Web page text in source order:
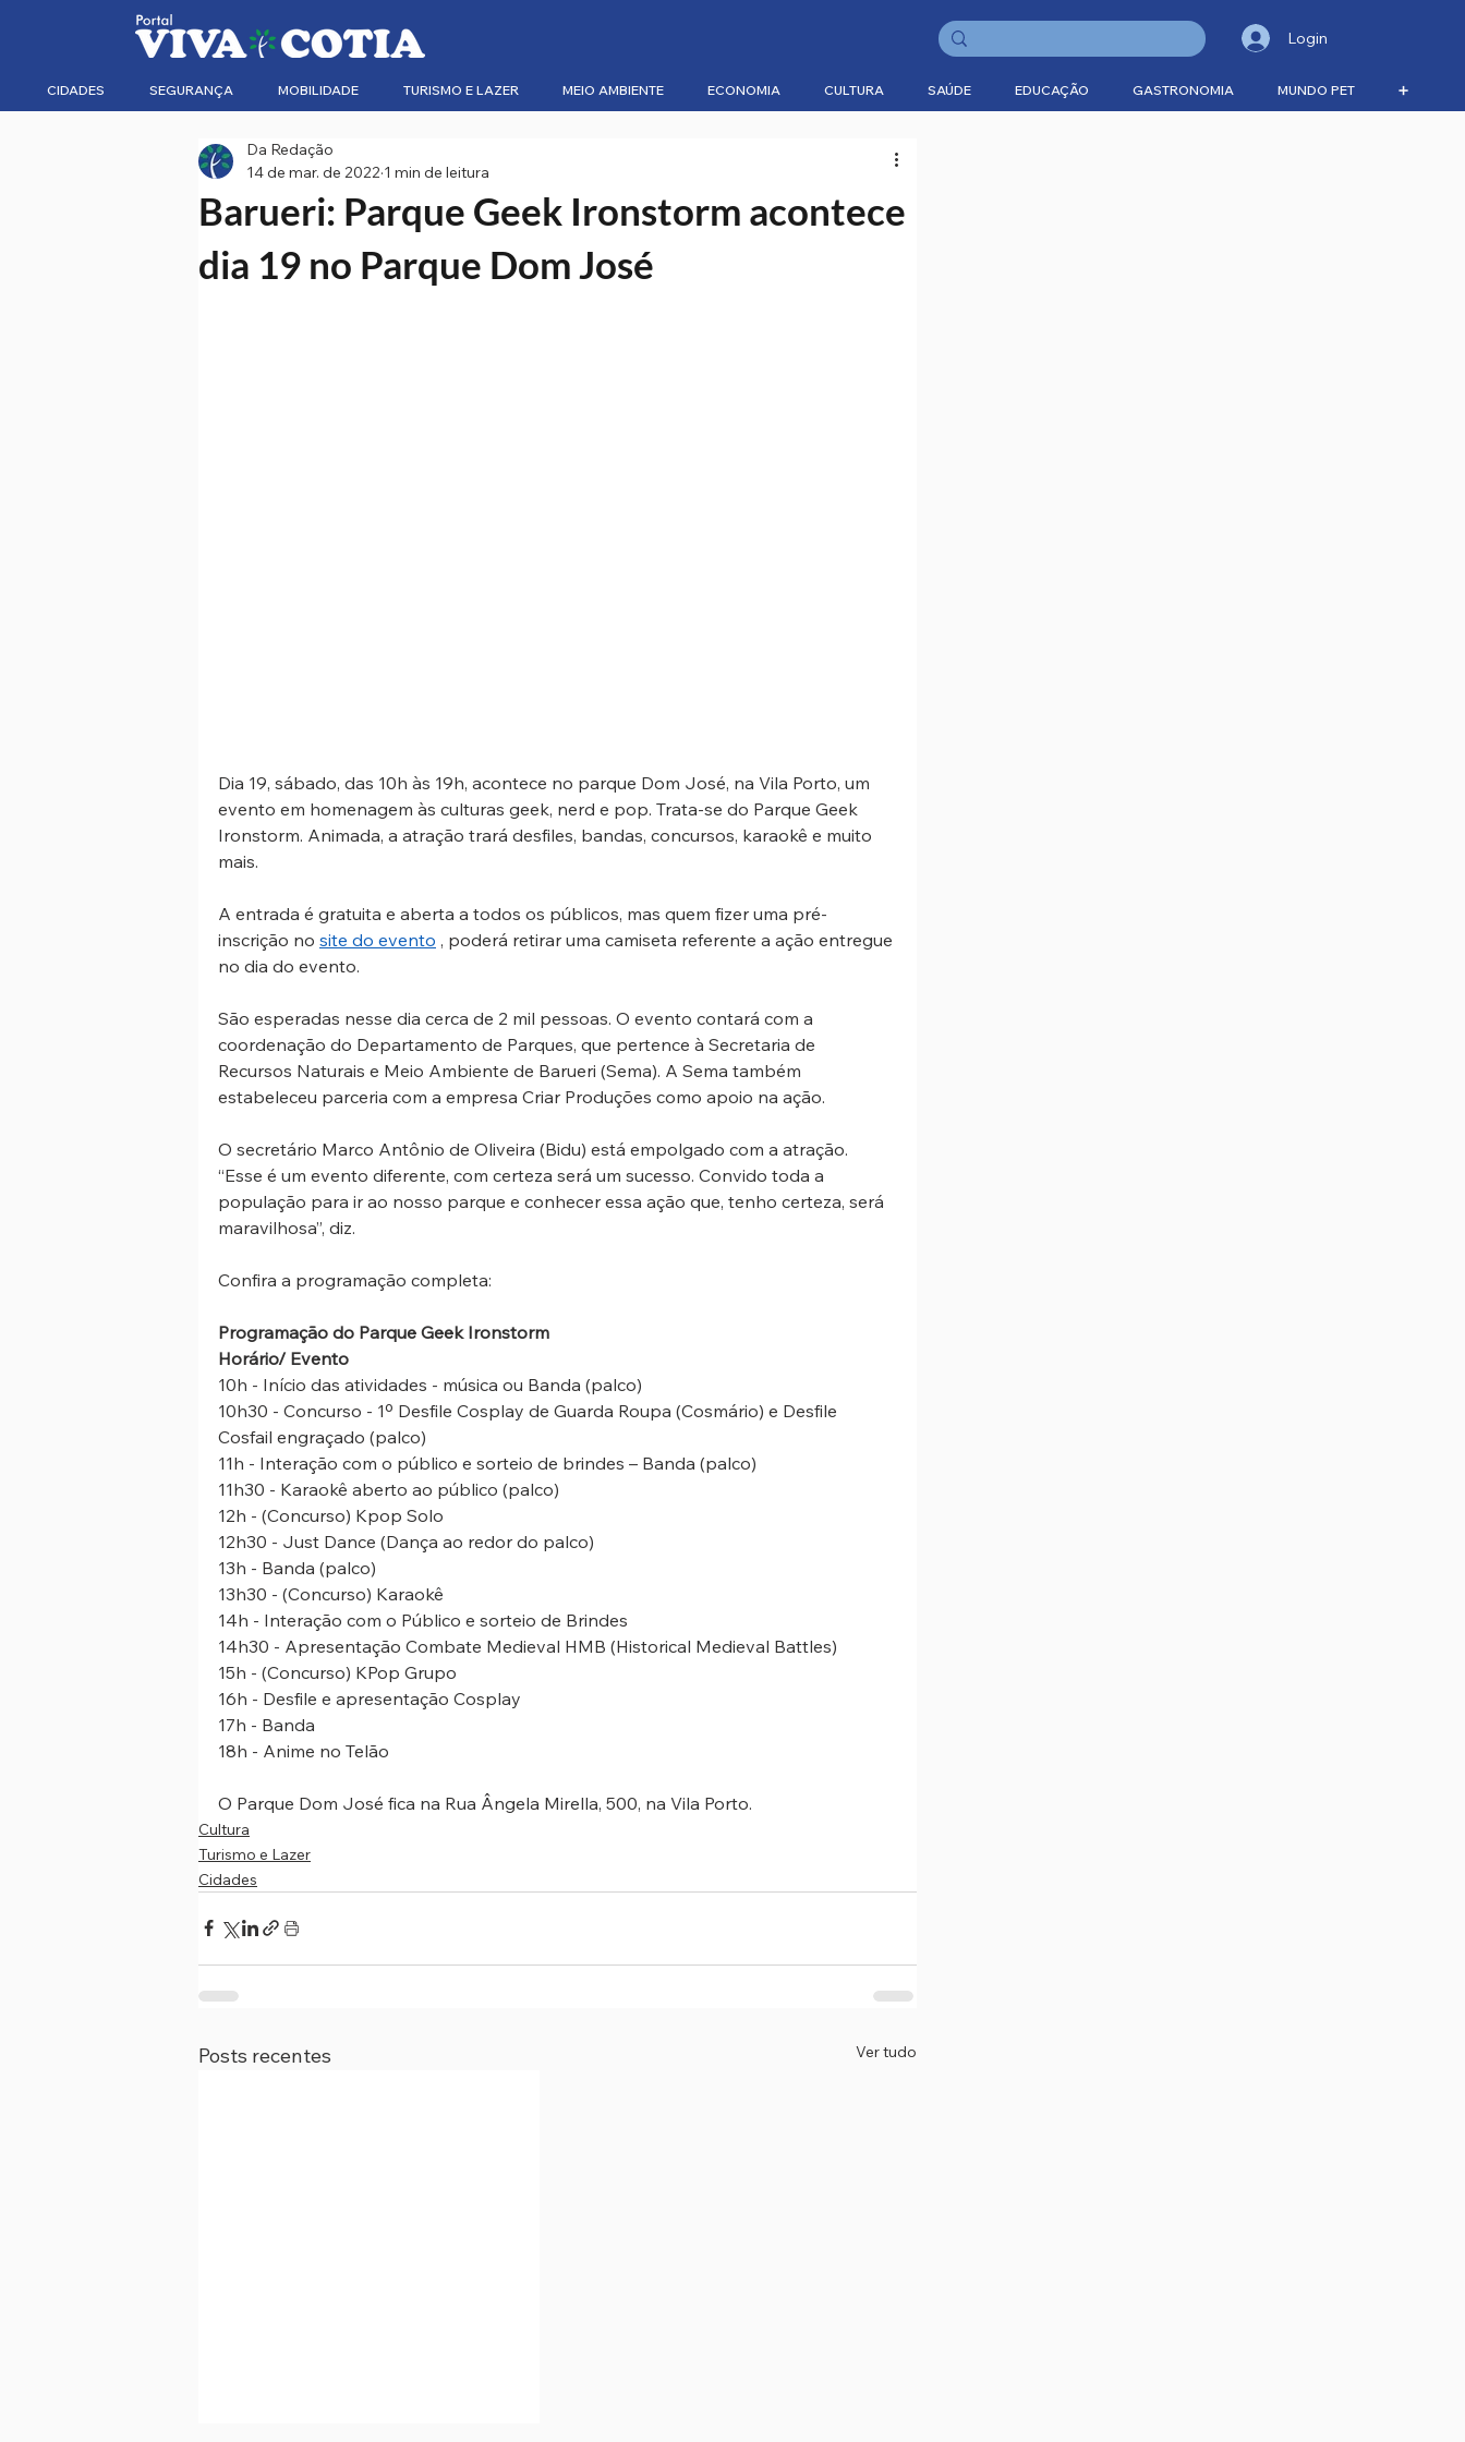
Login
CIDADES SEGURANÇA MOBILIDADE TURISMO E LAZER MEIO AMBIENTE ECONOMIA CULTURA SAÚDE EDUCAÇÃO GASTRONOMIA MUNDO PET ➕
Barueri: Parque Geek Ironstorm acontece
dia 19 no Parque Dom José
Da Redação
14 de mar. de 2022 1 min de leitura
Dia 19, sábado, das 10h às 19h, acontece no parque Dom José, na Vila Porto, um
evento em homenagem às culturas geek, nerd e pop. Trata-se do Parque Geek
Ironstorm. Animada, a atração trará desfiles, bandas, concursos, karaokê e muito
mais.
A entrada é gratuita e aberta a todos os públicos, mas quem fizer uma pré-
inscrição no site do evento , poderá retirar uma camiseta referente a ação entregue
no dia do evento.
São esperadas nesse dia cerca de 2 mil pessoas. O evento contará com a
coordenação do Departamento de Parques, que pertence à Secretaria de
Recursos Naturais e Meio Ambiente de Barueri (Sema). A Sema também
estabeleceu parceria com a empresa Criar Produções como apoio na ação.
O secretário Marco Antônio de Oliveira (Bidu) está empolgado com a atração.
“Esse é um evento diferente, com certeza será um sucesso. Convido toda a
população para ir ao nosso parque e conhecer essa ação que, tenho certeza, será
maravilhosa”, diz.
Confira a programação completa:
Programação do Parque Geek Ironstorm
Horário/ Evento
10h - Início das atividades - música ou Banda (palco)
10h30 - Concurso - 1º Desfile Cosplay de Guarda Roupa (Cosmário) e Desfile
Cosfail engraçado (palco)
11h - Interação com o público e sorteio de brindes – Banda (palco)
11h30 - Karaokê aberto ao público (palco)
12h - (Concurso) Kpop Solo
12h30 - Just Dance (Dança ao redor do palco)
13h - Banda (palco)
13h30 - (Concurso) Karaokê
14h - Interação com o Público e sorteio de Brindes
14h30 - Apresentação Combate Medieval HMB (Historical Medieval Battles)
15h - (Concurso) KPop Grupo
16h - Desfile e apresentação Cosplay
17h - Banda
18h - Anime no Telão
O Parque Dom José fica na Rua Ângela Mirella, 500, na Vila Porto.
Cultura
Turismo e Lazer
Cidades
Posts recentes Ver tudo